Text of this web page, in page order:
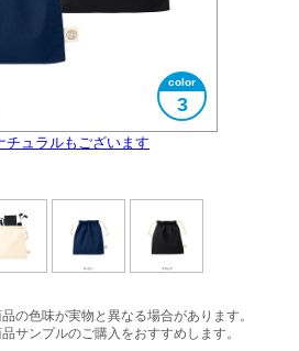
チュラルもございます
3
大きさイメージ
使用イメージ
の色味が実物と異なる場合があります。
サンプルのご購入をおすすめします。